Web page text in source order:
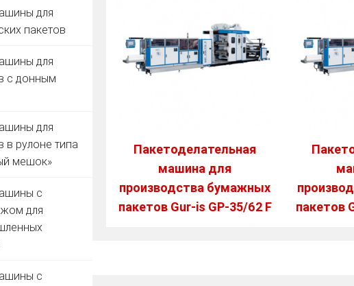
для
пакетов
для
с донным
для
в рулоне типа
мешок»
с
для
с
Пакетоделательная
машина для
производства бумажных
пакетов Gur-is GP-35/62 F
пакетов